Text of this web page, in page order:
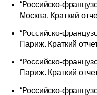
Материалы
Публикации
“Российско-
Москва. Краткий
“Российско-
Париж. Краткий
“Российско-
Париж. Краткий
“Российско-